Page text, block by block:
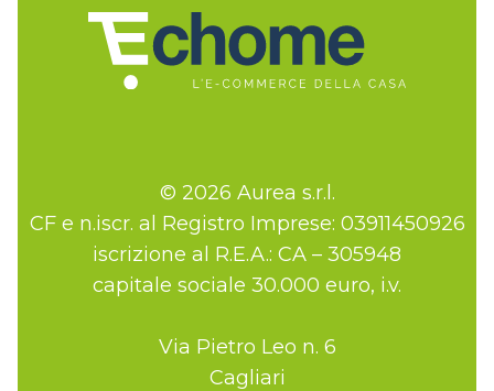
© 2026 Aurea s.r.l.
CF e n.iscr. al Registro Imprese: 03911450926
iscrizione al R.E.A.: CA – 305948
capitale sociale 30.000 euro, i.v.
Via Pietro Leo n. 6
Cagliari